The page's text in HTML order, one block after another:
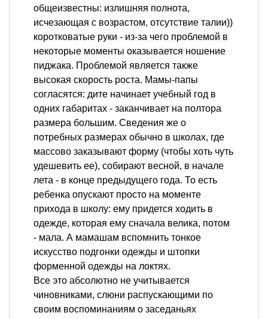
общеизвестны: излишняя полнота,
исчезающая с возрастом, отсутствие талии))
коротковатые руки - из-за чего проблемой в
некоторые моменты оказывается ношение
пиджака. Проблемой является также
высокая скорость роста. Мамы-папы
согласятся: дите начинает учебный год в
одних габаритах - заканчивает на полтора
размера большим. Сведения же о
потребных размерах обычно в школах, где
массово заказывают форму (чтобы хоть чуть
удешевить ее), собирают весной, в начале
лета - в конце предыдущего года. То есть
ребенка опускают просто на моменте
прихода в школу: ему придется ходить в
одежде, которая ему сначала велика, потом
- мала. А мамашам вспомнить тонкое
искусство подгонки одежды и штопки
форменной одежды на локтях.
Все это абсолютно не учитывается
чиновниками, слюни распускающими по
своим воспоминаниям о заседаньях